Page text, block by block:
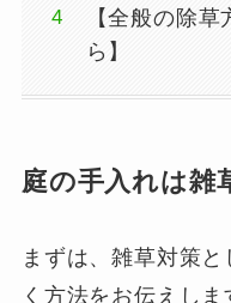
【全般の除
ら】
庭の手入れは雑
まずは、雑草対策
く方法をお伝えし